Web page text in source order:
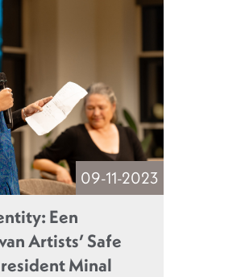
09-11-2023
Een
Artists’ Safe
Minal